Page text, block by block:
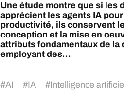
Une étude montre que si les
apprécient les agents IA
productivité, ils conservent
conception et la mise en
attributs fondamentaux de la
employant des...
#AI #IA #Intelligence